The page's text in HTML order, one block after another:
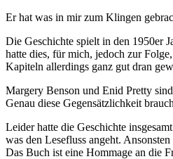
Er hat was in mir zum Klingen
Die Geschichte spielt in den 1950er
hatte dies, für mich, jedoch zur
Kapiteln allerdings ganz gut dran
Margery Benson und Enid Pretty
Genau diese Gegensätzlichkeit
Leider hatte die Geschichte
was den Lesefluss angeht.
Das Buch ist eine Hommage an die